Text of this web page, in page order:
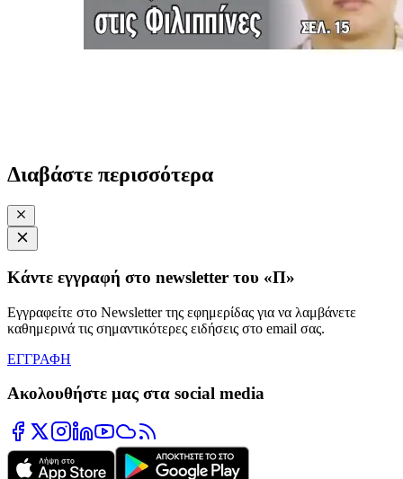
Διαβάστε περισσότερα
Κάντε εγγραφή στο newsletter του «Π»
Εγγραφείτε στο Newsletter της εφημερίδας για να λαμβάνετε
καθημερινά τις σημαντικότερες ειδήσεις στο email σας.
ΕΓΓΡΑΦΗ
Ακολουθήστε μας στα social media